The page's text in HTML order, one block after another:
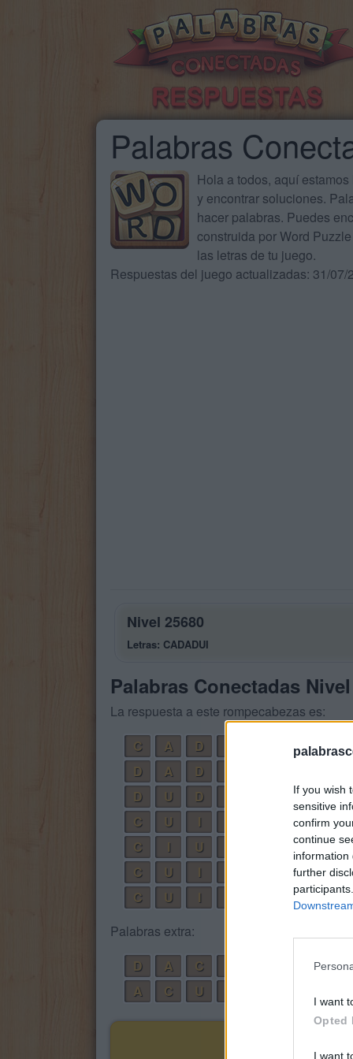
If you wish
sensitive
confirm
continue
information
further
I want
Opted
I want
Palabras
Hola a todos, aquí
y encontrar soluciones.
hacer palabras. Puedes
construida por Word
las letras de tu juego.
Respuestas del juego actualizadas: 31/07/
Nivel 25680
Letras: CADADUI
Palabras Conectadas
La respuesta a este rompecabezas es:
C
A D
D
A D
D
U D
C
U
C
U
D
C
U
D
C
U D
A
Palabras extra:
D
A C
A
C U